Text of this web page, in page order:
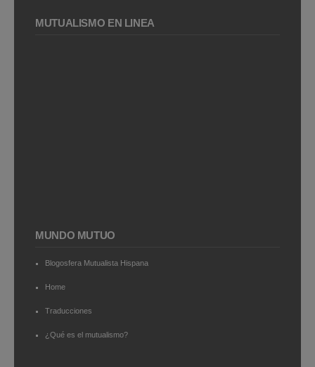
MUTUALISMO EN LÍNEA
MUNDO MUTUO
Blogosfera Mutualista Hispana
Home
Traducciones
¿Qué es el mutualismo?